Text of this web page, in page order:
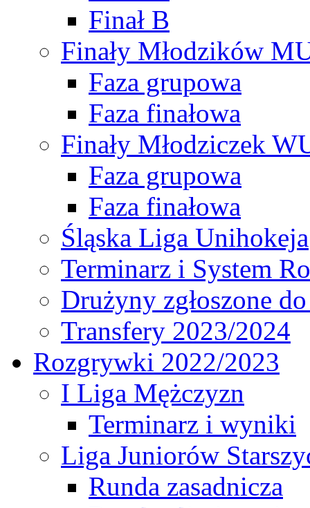
Finał B
Finały Młodzików
Faza grupowa
Faza finałowa
Finały Młodziczek
Faza grupowa
Faza finałowa
Śląska Liga Unihokeja
Terminarz i System
Drużyny zgłoszone
Transfery 2023/2024
Rozgrywki 2022/2023
I Liga Mężczyzn
Terminarz i wyniki
Liga Juniorów
Runda zasadnicza